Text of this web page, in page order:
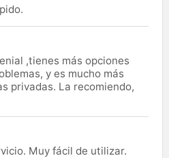
,tienes más opciones
y es mucho más
privadas. La recomiendo,
Muy fácil de utilizar.